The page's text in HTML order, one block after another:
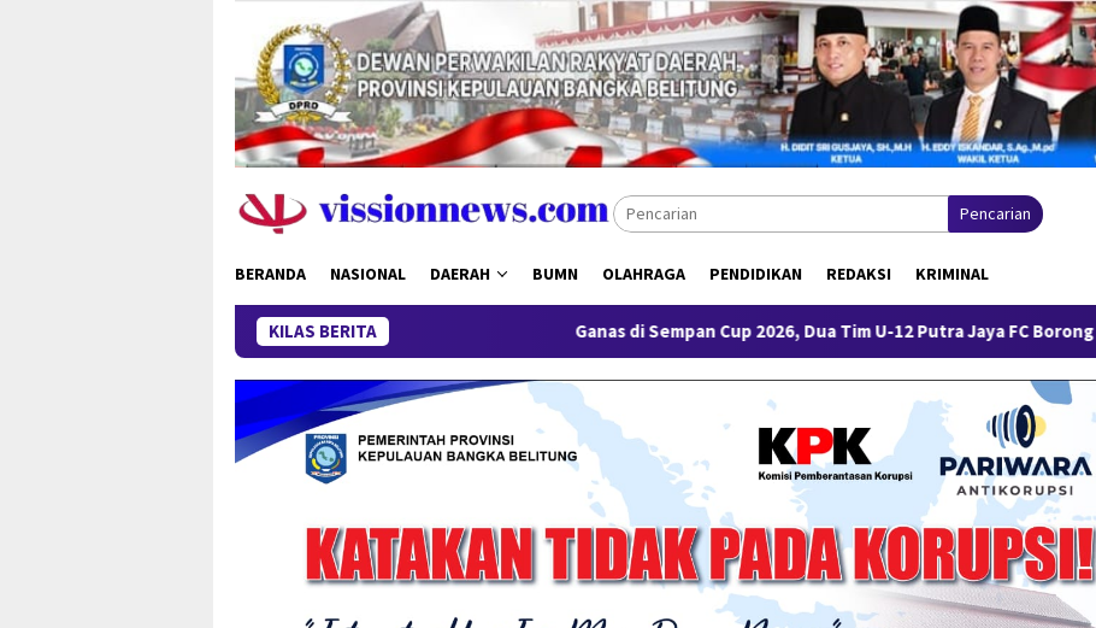
konten
Pencarian
BERANDA NASIONAL DAERAH BUMN OLAHRAGA PENDIDIKAN REDAKSI KRIMINAL
KILAS BERITA Ganas di Sempan Cup 2026, Dua Tim U-12 Putra Jaya FC Borong Juara 1 dan 3